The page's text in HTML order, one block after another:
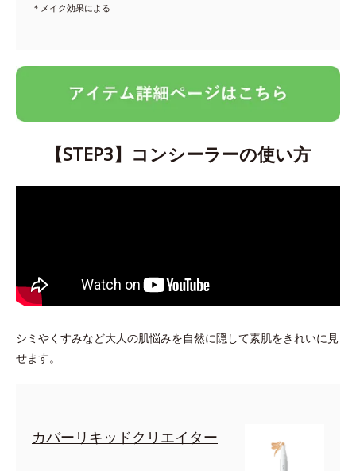
＊メイク効果による
【STEP3】コンシーラーの使い方
シミやくすみなど大人の肌悩みを自然に隠して素肌をきれいに見
せます。
カバーリキッドクリエイター